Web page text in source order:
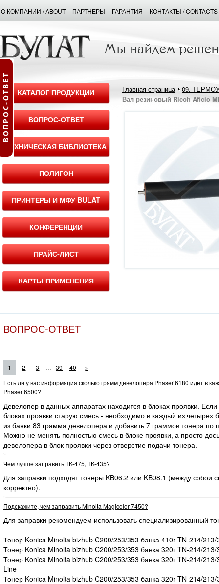
О КОМПАНИИ / ABOUT ПАРТНЕРЫ ГАРАНТИЯ КОНТАКТЫ / CONTACTS
КАТАЛОГ ПРОДУКЦИИ
ВОПРОС-ОТВЕТ
ТЕХНИЧЕСКАЯ БИБЛИОТЕКА
ПОЛИГОН
ПРИНТЕРЫ И МФУ BULAT
КОНФЕРЕНЦИИ
ПРАЙС-ЛИСТ
КАРТЫ ПРИМЕНЕНИЯ
Главная страница
09.
Вал резиновый Ricoh Aficio
ВОПРОС-ОТВЕТ
1 2 3 ... 39 40
>
Есть ли у вас информация сколько грамм девелопера Phaser 6180 идет в
Phaser 6500?
Девелопер в данных аппаратах находится в блоках проявки.
блоках проявки старую смесь - необходимо в каждый из четырех
из банки 83 грамма девелопера и добавить 7 граммов тонера по
Можно не менять полностью смесь в блоке проявки, а просто
девелопера в блок проявки через отверстие подачи тонера.
Чем лучше заправить TK-475, TK-435?
Для заправки подходят тонеры KB06.2 или KB08.1 (между собой
корректно).
Подскажите, чем заправить Minolta Magicolor 7450?
Для заправки рекомендуем использовать специализированный
Тонер Konica Minolta bizhub C200/253/353 банка 410г TN-214/
Тонер Konica Minolta bizhub C200/253/353 банка 320г TN-214/
Тонер Konica Minolta bizhub C200/253/353 банка 320г TN-214/
Line
Тонер Konica Minolta bizhub C200/253/353 банка 320г TN-214/